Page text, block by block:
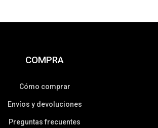
COMPRA
Cómo comprar
Envíos y devoluciones
Preguntas frecuentes